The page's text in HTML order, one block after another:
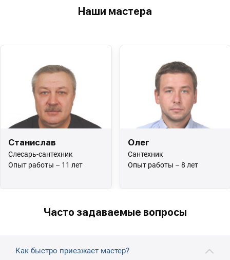
Наши мастера
Станислав
Слесарь-сантехник
Опыт работы – 11 лет
Олег
Сантехник
Опыт работы – 8 лет
Часто задаваемые вопросы
Как быстро приезжает мастер?